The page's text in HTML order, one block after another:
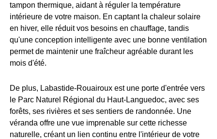
tampon thermique, aidant à réguler la température
intérieure de votre maison. En captant la chaleur solaire
en hiver, elle réduit vos besoins en chauffage, tandis
qu'une conception intelligente avec une bonne ventilation
permet de maintenir une fraîcheur agréable durant les
mois d'été.
De plus, Labastide-Rouairoux est une porte d'entrée vers
le Parc Naturel Régional du Haut-Languedoc, avec ses
forêts, ses rivières et ses sentiers de randonnée. Une
véranda offre une vue imprenable sur cette richesse
naturelle, créant un lien continu entre l'intérieur de votre